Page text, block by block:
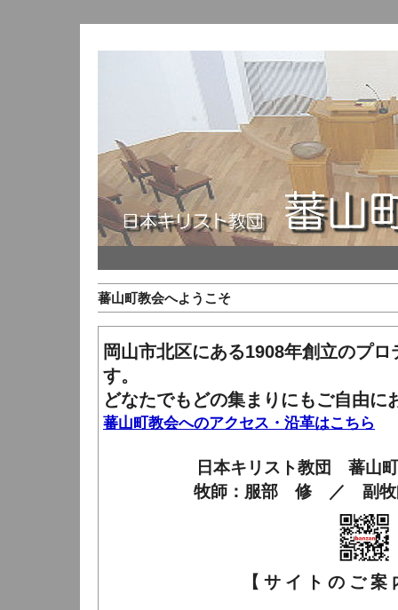
蕃山町教会へようこそ
岡山市北区にある1908年創立のプ
す。
どなたでもどの集まりにもご自由に
蕃山町教会へのアクセス・沿革はこちら
日本キリスト教団 蕃山
牧師：服部 修 ／ 副牧
【 サ イ ト の ご 案 内